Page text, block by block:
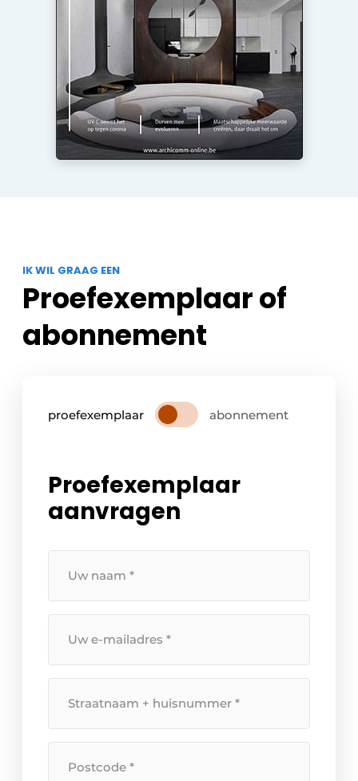
IK WIL GRAAG EEN
Proefexemplaar of
abonnement
proefexemplaar abonnement
Proefexemplaar
aanvragen
naam*
mailadres*
huisnummer*